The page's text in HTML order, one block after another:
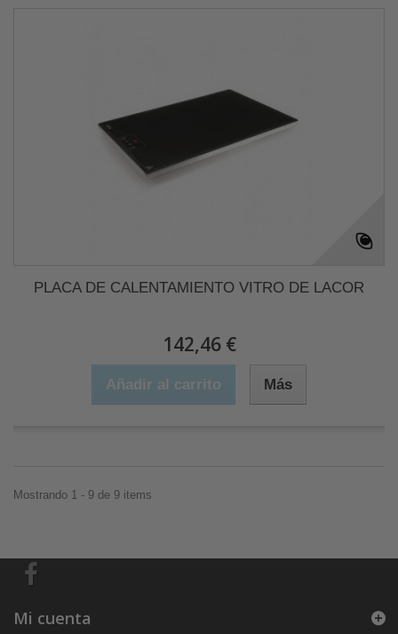
PLACA DE CALENTAMIENTO VITRO DE LACOR
142,46 €
Añadir al carrito Más
Mostrando 1 - 9 de 9 items
Mi cuenta